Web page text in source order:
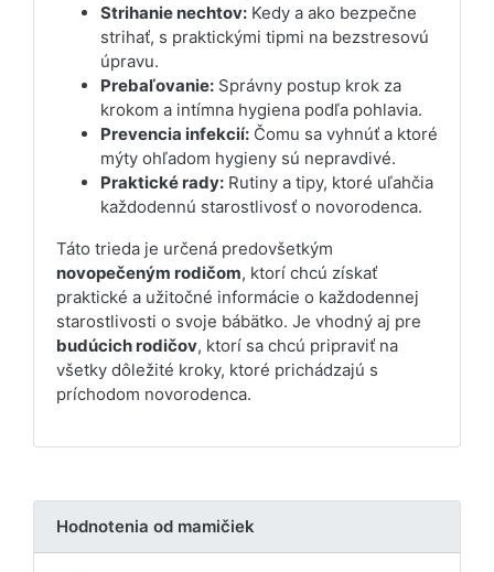
Strihanie nechtov: Kedy a ako bezpečne
strihať, s praktickými tipmi na bezstresovú
úpravu.
Prebaľovanie: Správny postup krok za
krokom a intímna hygiena podľa pohlavia.
Prevencia infekcií: Čomu sa vyhnúť a ktoré
mýty ohľadom hygieny sú nepravdivé.
Praktické rady: Rutiny a tipy, ktoré uľahčia
každodennú starostlivosť o novorodenca.
Táto trieda je určená predovšetkým
novopečeným rodičom, ktorí chcú získať
praktické a užitočné informácie o každodennej
starostlivosti o svoje bábätko. Je vhodný aj pre
budúcich rodičov, ktorí sa chcú pripraviť na
všetky dôležité kroky, ktoré prichádzajú s
príchodom novorodenca.
Hodnotenia od mamičiek